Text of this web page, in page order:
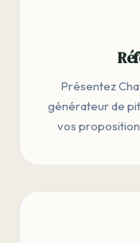
Présentez
générateur de
vos